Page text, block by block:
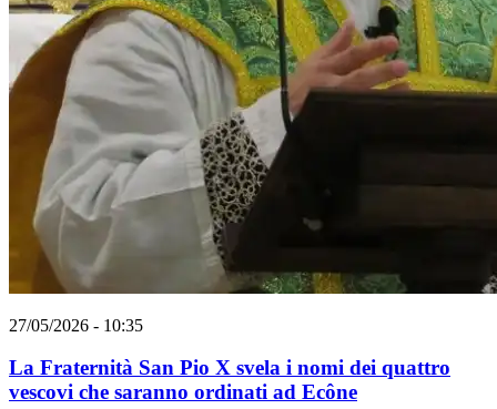
27/05/2026 - 10:35
La Fraternità San Pio X svela i nomi dei quattro
vescovi che saranno ordinati ad Ecône